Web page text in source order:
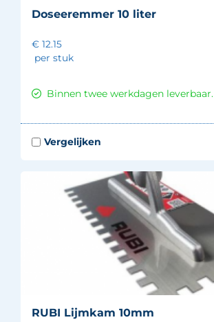
Doseeremmer 10 liter
€ 12.15
per stuk
Binnen twee werkdagen leverbaar.
RUBI Lijmkam 10mm